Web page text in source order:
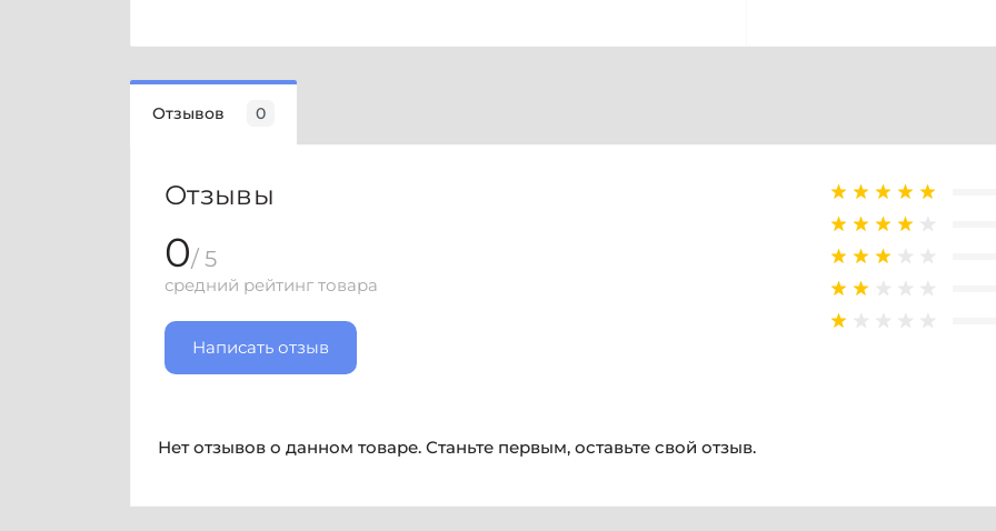
Отзывов 0
Отзывы
0/ 5
средний рейтинг товара
Написать отзыв
Нет отзывов о данном товаре. Станьте первым, оставьте свой отзыв.